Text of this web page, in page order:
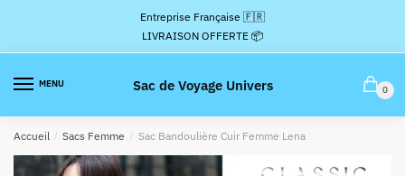
la
navigation
contenu
Entreprise Française 🇫🇷
LIVRAISON OFFERTE 📦
MENU Sac de Voyage Univers 0
Accueil / Sacs Femme / Sac Bandoulière Cuir Femme Lena